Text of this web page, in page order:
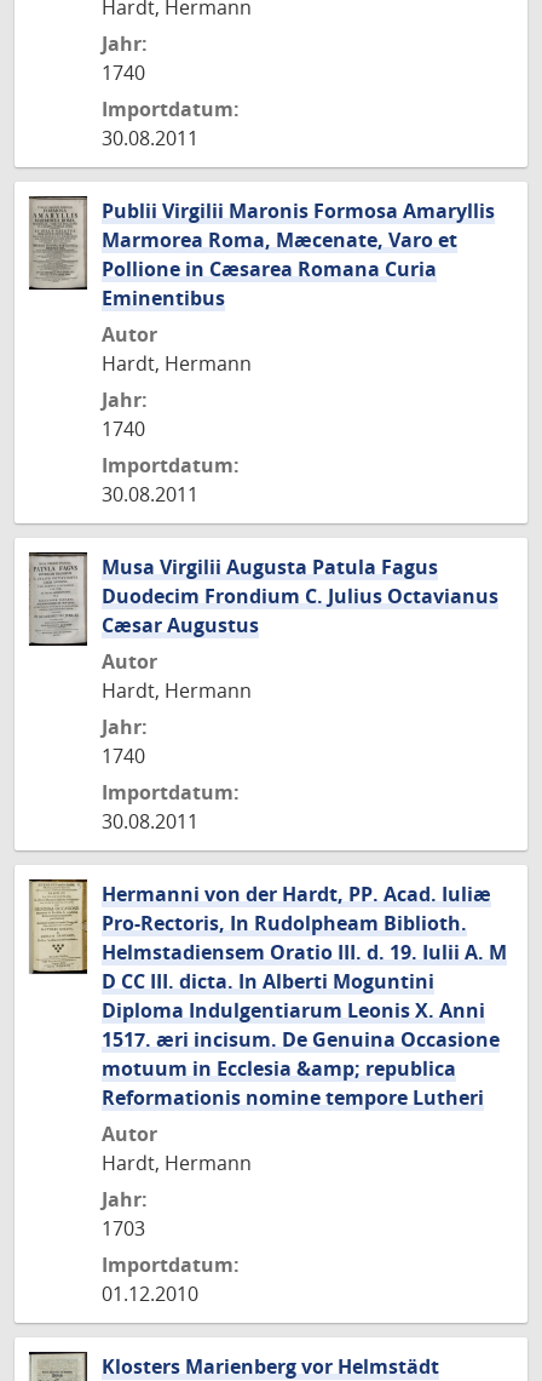
Hardt, Hermann
Jahr:
1740
Importdatum:
30.08.2011
Publii Virgilii Maronis Formosa Amaryllis
Marmorea Roma, Mæcenate, Varo et
Pollione in Cæsarea Romana Curia
Eminentibus
Autor
Hardt, Hermann
Jahr:
1740
Importdatum:
30.08.2011
Musa Virgilii Augusta Patula Fagus
Duodecim Frondium C. Julius Octavianus
Cæsar Augustus
Autor
Hardt, Hermann
Jahr:
1740
Importdatum:
30.08.2011
Hermanni von der Hardt, PP. Acad. Iuliæ
Pro-Rectoris, In Rudolpheam Biblioth.
Helmstadiensem Oratio III. d. 19. Iulii A. M
D CC III. dicta. In Alberti Moguntini
Diploma Indulgentiarum Leonis X. Anni
1517. æri incisum. De Genuina Occasione
motuum in Ecclesia &amp; republica
Reformationis nomine tempore Lutheri
Autor
Hardt, Hermann
Jahr:
1703
Importdatum:
01.12.2010
Klosters Marienberg vor Helmstädt